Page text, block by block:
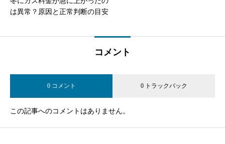
は異常？原因と正常判断の目安
コメント
0 コメント 0 トラックバック
この記事へのコメントはありません。